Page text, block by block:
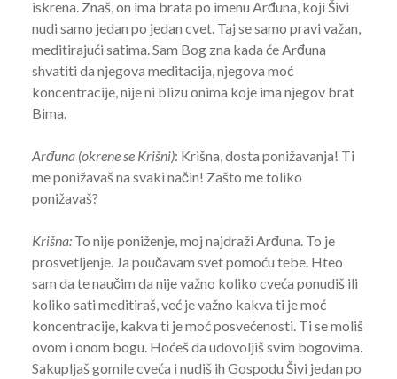
iskrena. Znaš, on ima brata po imenu Arđuna, koji Šivi
nudi samo jedan po jedan cvet. Taj se samo pravi važan,
meditirajući satima. Sam Bog zna kada će Arđuna
shvatiti da njegova meditacija, njegova moć
koncentracije, nije ni blizu onima koje ima njegov brat
Bima.
Arđuna (okrene se Krišni): Krišna, dosta ponižavanja! Ti
me ponižavaš na svaki način! Zašto me toliko
ponižavaš?
Krišna:To nije poniženje, moj najdraži Arđuna. To je
prosvetljenje. Ja poučavam svet pomoću tebe. Hteo
sam da te naučim da nije važno koliko cveća ponudiš ili
koliko sati meditiraš, već je važno kakva ti je moć
koncentracije, kakva ti je moć posvećenosti. Ti se moliš
ovom i onom bogu. Hoćeš da udovoljiš svim bogovima.
Sakupljaš gomile cveća i nudiš ih Gospodu Šivi jedan po